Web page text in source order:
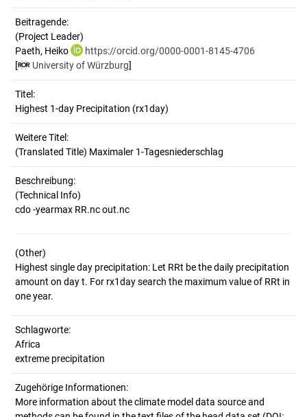
Beitragende:
(Project Leader)
Paeth, Heiko
https://orcid.org/0000-0001-8145-4706
[
University of Würzburg]
Titel:
Highest 1-day Precipitation (rx1day)
Weitere Titel:
(Translated Title) Maximaler 1-Tagesniederschlag
Beschreibung:
(Technical Info)
(Other)
Highest single day precipitation: Let RRt be the daily precipitation
amount on day t. For rx1day search the maximum value of RRt in
Schlagworte:
Africa
extreme precipitation
Zugehörige Informationen:
More information about the climate model data source and